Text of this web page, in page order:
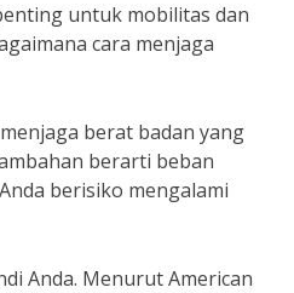
untuk mobilitas dan
cara menjaga
berat badan yang
berarti beban
berisiko mengalami
Anda. Menurut American